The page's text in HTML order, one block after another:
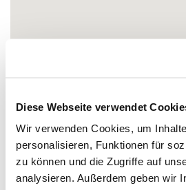
Diese Webseite verwendet
Wir verwenden Cookies, um
personalisieren, Funktionen für
zu können und die Zugriffe auf
analysieren. Außerdem geben wir